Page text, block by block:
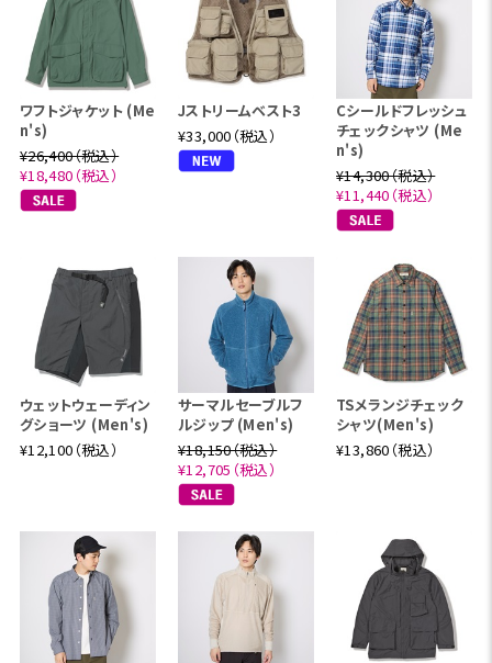
ワフトジャケット (Me
n's)
¥26,400（税込）
¥18,480（税込）
Jストリームベスト3
¥33,000（税込）
Cシールドフレッシュ
チェックシャツ (Me
n's)
¥14,300（税込）
¥11,440（税込）
ウェットウェーディン
グショーツ (Men's)
¥12,100（税込）
サーマルセーブルフ
ルジップ (Men's)
¥18,150（税込）
¥12,705（税込）
TSメランジチェック
シャツ(Men's)
¥13,860（税込）